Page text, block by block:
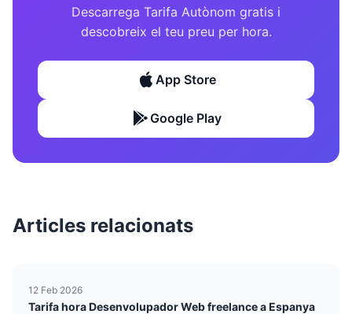
Descarrega Tarifa Autònom gratis i
descobreix el teu preu per hora.
App Store
Google Play
Articles relacionats
12 Feb 2026
Tarifa hora Desenvolupador Web freelance a Espanya